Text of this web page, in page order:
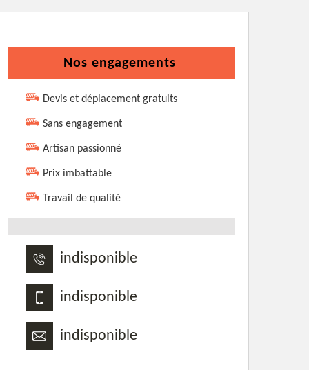
Nos engagements
Devis et déplacement gratuits
Sans engagement
Artisan passionné
Prix imbattable
Travail de qualité
indisponible
indisponible
indisponible